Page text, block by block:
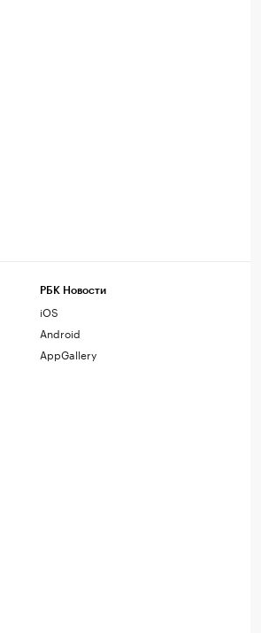
РБК Новости
iOS
Android
AppGallery